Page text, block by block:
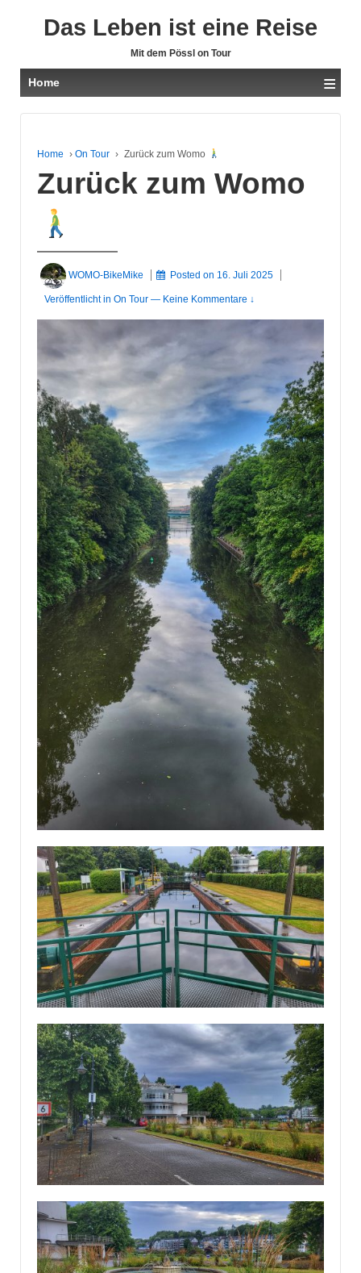
Das Leben ist eine Reise
Mit dem Pössl on Tour
Home ≡
Home › On Tour › Zurück zum Womo
Zurück zum Womo
WOMO-BikeMike Posted on 16. Juli 2025
Veröffentlicht in On Tour — Keine Kommentare ↓